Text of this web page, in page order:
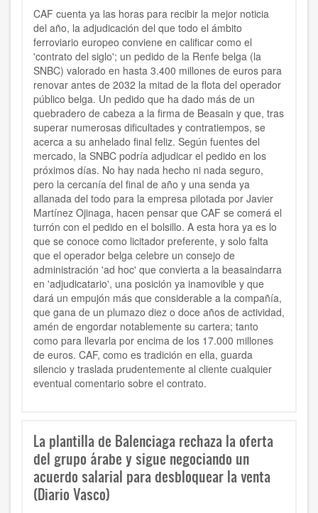
CAF cuenta ya las horas para recibir la mejor noticia
del año, la adjudicación del que todo el ámbito
ferroviario europeo conviene en calificar como el
'contrato del siglo'; un pedido de la Renfe belga (la
SNBC) valorado en hasta 3.400 millones de euros para
renovar antes de 2032 la mitad de la flota del operador
público belga. Un pedido que ha dado más de un
quebradero de cabeza a la firma de Beasain y que, tras
superar numerosas dificultades y contratiempos, se
acerca a su anhelado final feliz. Según fuentes del
mercado, la SNBC podría adjudicar el pedido en los
próximos días. No hay nada hecho ni nada seguro,
pero la cercanía del final de año y una senda ya
allanada del todo para la empresa pilotada por Javier
Martínez Ojinaga, hacen pensar que CAF se comerá el
turrón con el pedido en el bolsillo. A esta hora ya es lo
que se conoce como licitador preferente, y solo falta
que el operador belga celebre un consejo de
administración 'ad hoc' que convierta a la beasaindarra
en 'adjudicatario', una posición ya inamovible y que
dará un empujón más que considerable a la compañía,
que gana de un plumazo diez o doce años de actividad,
amén de engordar notablemente su cartera; tanto
como para llevarla por encima de los 17.000 millones
de euros. CAF, como es tradición en ella, guarda
silencio y traslada prudentemente al cliente cualquier
eventual comentario sobre el contrato.
La plantilla de Balenciaga rechaza la oferta
del grupo árabe y sigue negociando un
acuerdo salarial para desbloquear la venta
(Diario Vasco)